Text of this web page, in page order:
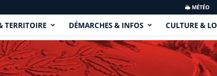
MÉTÉO
TERRITOIRE DÉMARCHES & INFOS CULTURE &